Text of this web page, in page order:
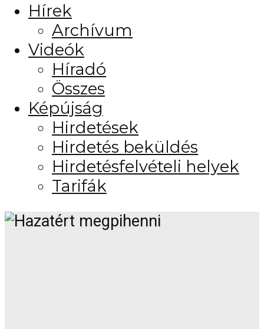
Hírek
Archívum
Videók
Híradó
Összes
Képújság
Hirdetések
Hirdetés beküldés
Hirdetésfelvételi helyek
Tarifák